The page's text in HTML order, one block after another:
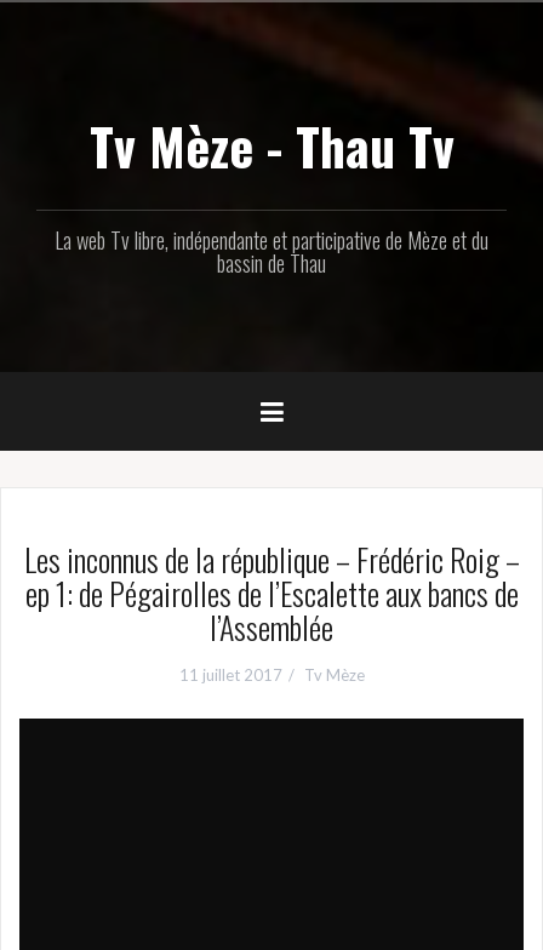
Tv Mèze - Thau Tv
La web Tv libre, indépendante et participative de Mèze et du
bassin de Thau
Les inconnus de la république – Frédéric Roig –
ep 1: de Pégairolles de l’Escalette aux bancs de
l’Assemblée
11 juillet 2017 Tv Mèze